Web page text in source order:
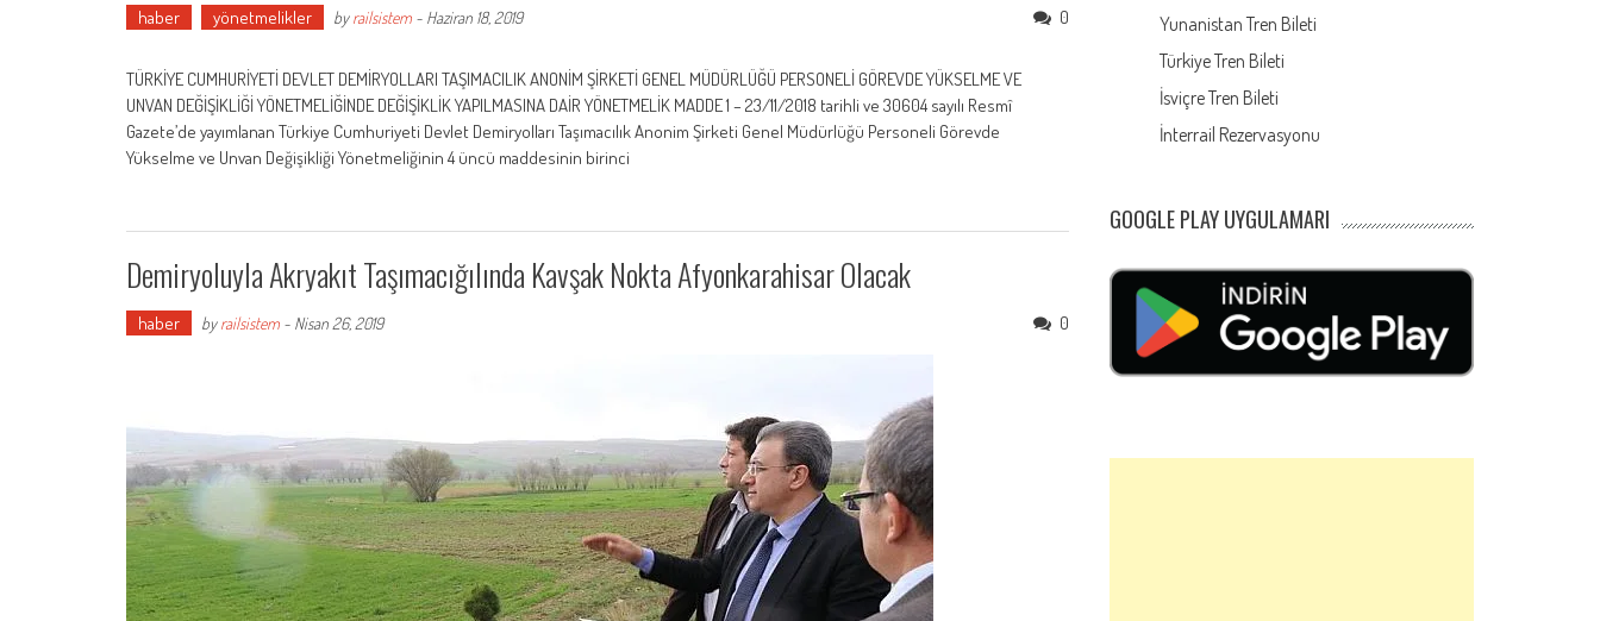
haber yönetmelikler byrailsistem - Haziran 18, 2019 0
TÜRKİYE CUMHURİYETİ DEVLET DEMİRYOLLARI TAŞIMACILIK ANONİM ŞİRKETİ GENEL MÜDÜRLÜĞÜ PERSONELİ GÖREVDE YÜKSELME VE
UNVAN DEĞİŞİKLİĞİ YÖNETMELİĞİNDE DEĞİŞİKLİK YAPILMASINA DAİR YÖNETMELİK MADDE 1 – 23/11/2018 tarihli ve 30604 sayılı Resmî
Gazete’de yayımlanan Türkiye Cumhuriyeti Devlet Demiryolları Taşımacılık Anonim Şirketi Genel Müdürlüğü Personeli Görevde
Yükselme ve Unvan Değişikliği Yönetmeliğinin 4 üncü maddesinin birinci
Demiryoluyla Akryakıt Taşımacığılında Kavşak Nokta Afyonkarahisar Olacak
haber byrailsistem - Nisan 26, 2019 0
Yunanistan Tren Bileti
Türkiye Tren Bileti
İsviçre Tren Bileti
İnterrail Rezervasyonu
GOOGLE PLAY UYGULAMARI